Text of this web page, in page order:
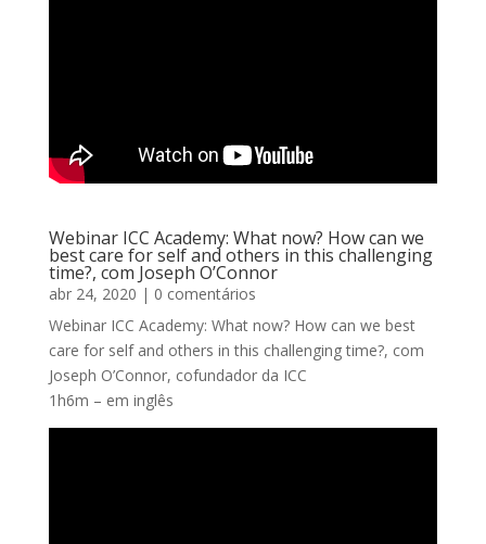
Webinar ICC Academy: What now? How can we
best care for self and others in this challenging
time?, com Joseph O’Connor
abr 24, 2020 | 0 comentários
Webinar ICC Academy: What now? How can we best
care for self and others in this challenging time?, com
Joseph O’Connor, cofundador da ICC
1h6m – em inglês